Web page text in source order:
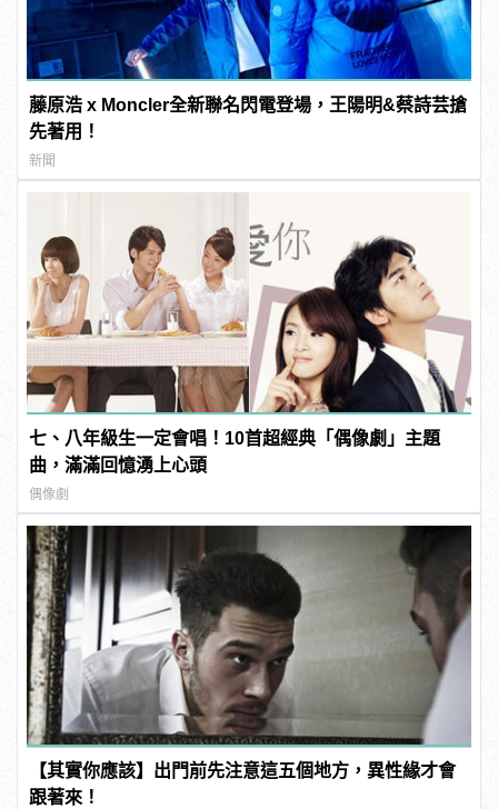
藤原浩 x Moncler全新聯名閃電登場，王陽明&蔡詩芸搶
先著用！
新聞
七、八年級生一定會唱！10首超經典「偶像劇」主題
曲，滿滿回憶湧上心頭
偶像劇
【其實你應該】出門前先注意這五個地方，異性緣才會
跟著來！